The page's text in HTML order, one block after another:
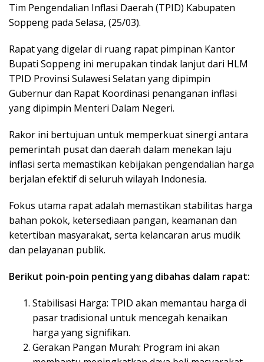
Tim Pengendalian Inflasi Daerah (TPID) Kabupaten
Soppeng pada Selasa, (25/03).
Rapat yang digelar di ruang rapat pimpinan Kantor
Bupati Soppeng ini merupakan tindak lanjut dari HLM
TPID Provinsi Sulawesi Selatan yang dipimpin
Gubernur dan Rapat Koordinasi penanganan inflasi
yang dipimpin Menteri Dalam Negeri.
Rakor ini bertujuan untuk memperkuat sinergi antara
pemerintah pusat dan daerah dalam menekan laju
inflasi serta memastikan kebijakan pengendalian harga
berjalan efektif di seluruh wilayah Indonesia.
Fokus utama rapat adalah memastikan stabilitas harga
bahan pokok, ketersediaan pangan, keamanan dan
ketertiban masyarakat, serta kelancaran arus mudik
dan pelayanan publik.
Berikut poin-poin penting yang dibahas dalam rapat:
Stabilisasi Harga: TPID akan memantau harga di
pasar tradisional untuk mencegah kenaikan
harga yang signifikan.
Gerakan Pangan Murah: Program ini akan